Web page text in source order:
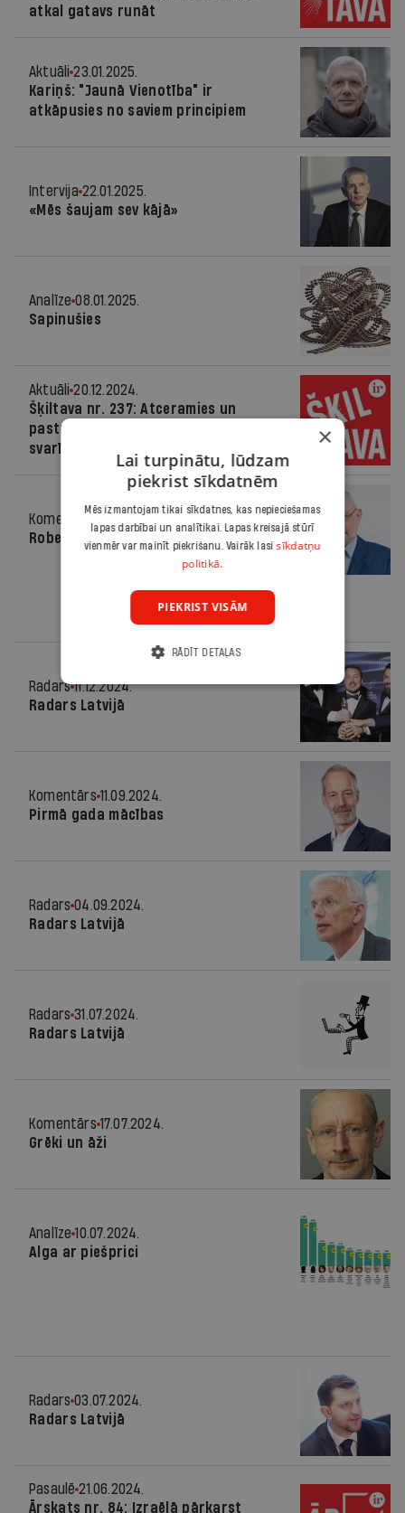
atkal gatavs runāt
Aktuāli 23.01.2025.
Kariņš: "Jaunā Vienotība" ir
atkāpusies no saviem principiem
Intervija 22.01.2025.
«Mēs šaujam sev kājā»
Analīze 08.01.2025.
Sapinušies
Aktuāli 20.12.2024.
Šķiltava nr. 237: Atceramies un
pastrīdamies par 2024. gada
svarīgākajiem notikumiem
Komentārs
18.12.2024.
Robežvalsts izvēles
Radars 11.12.2024.
Radars Latvijā
Komentārs 11.09.2024.
Pirmā gada mācības
Radars 04.09.2024.
Radars Latvijā
Radars 31.07.2024.
Radars Latvijā
Komentārs 17.07.2024.
Grēki un āži
Analīze 10.07.2024.
Alga ar piešprici
Radars 03.07.2024.
Radars Latvijā
Pasaulē 21.06.2024.
Ārskats nr. 84: Izraēlā pārkarst
×
Lai turpinātu, lūdzam
piekrist sīkdatnēm
Mēs izmantojam tikai sīkdatnes, kas nepieciešamas
lapas darbībai un analītikai. Lapas kreisajā stūrī
vienmēr var mainīt piekrišanu. Vairāk lasisīkdatņu
politikā.
PIEKRIST VISĀM
RĀDĪT DETAĻAS